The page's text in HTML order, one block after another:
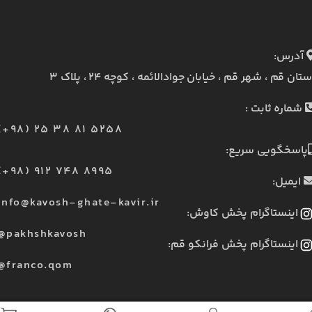
آدرس:
قم ، شهر قم ، خیابان جوادالائمه ، کوچه ۲۴ ، پلاک ۳
شماره ثابت :
25 38 81 5258
پاسخگویی سریع:
912 748 8995
ایمیل:
ghate-kavir.ir
اینستاگرام پخش کاوش:
اینستاگرام پخش فرانکو قم: